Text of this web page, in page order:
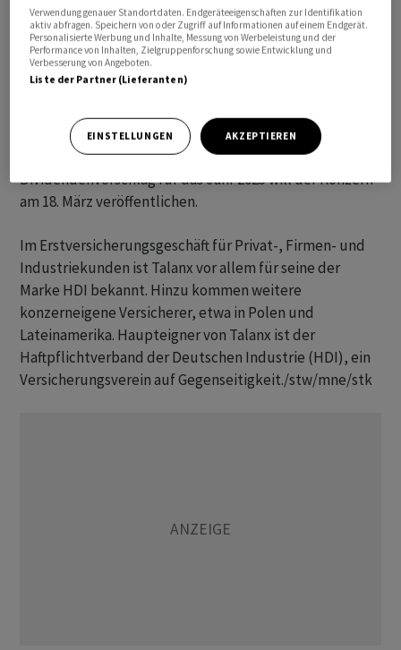
Hannover-Rück-Aktien.
Insgesamt erwirtschafte Talanx im vergangenen Jahr
einen Versicherungsumsatz von 49,0 Milliarden Euro -
Die Eigenkapitalrendite kletterte von 17,9 auf 19,7
Prozent. Die vollständigen Jahreszahlen und den
Dividendenvorschlag für das Jahr 2025 will der Konzern
am 18. März veröffentlichen.
Im Erstversicherungsgeschäft für Privat-, Firmen- und
Industriekunden ist Talanx vor allem für seine der
Marke HDI bekannt. Hinzu kommen weitere
konzerneigene Versicherer, etwa in Polen und
Lateinamerika. Haupteigner von Talanx ist der
Haftpflichtverband der Deutschen Industrie (HDI), ein
Versicherungsverein auf Gegenseitigkeit./stw/mne/stk
Verwendung genauer Standortdaten. Endgeräteeigenschaften zur Identifikation
aktiv abfragen. Speichern von oder Zugriff auf Informationen auf einem Endgerät.
Personalisierte Werbung und Inhalte, Messung von Werbeleistung und der
Performance von Inhalten, Zielgruppenforschung sowie Entwicklung und
Verbesserung von Angeboten.
Liste der Partner (Lieferanten)
EINSTELLUNGEN AKZEPTIEREN